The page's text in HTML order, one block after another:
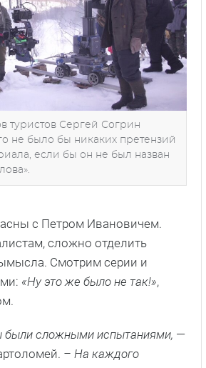
туристов Сергей Согрин
не было бы никаких претензий
если бы он не был назван
с Петром Ивановичем.
сложно отделить
Смотрим серии и
«Ну это же было не так!»,
были сложными испытаниями, —
– На каждого